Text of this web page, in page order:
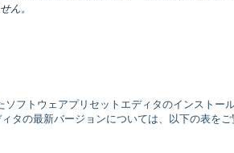
ん。
フトウェアプリセットエディタのインストー
タの最新バージョンについては、以下の表をご